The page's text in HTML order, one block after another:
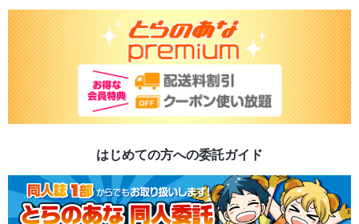
はじめての方への委託ガイド